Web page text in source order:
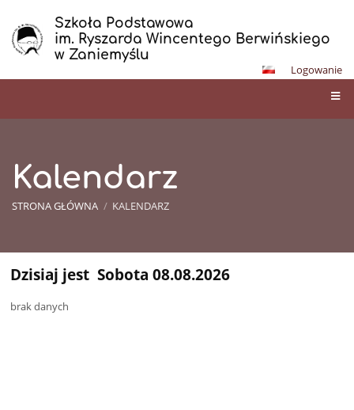
Szkoła Podstawowa
im. Ryszarda Wincentego Berwińskiego
w Zaniemyślu
Logowanie
Kalendarz
STRONA GŁÓWNA / KALENDARZ
Kalendarz
Dzisiaj jest Sobota 08.08.2026
brak danych